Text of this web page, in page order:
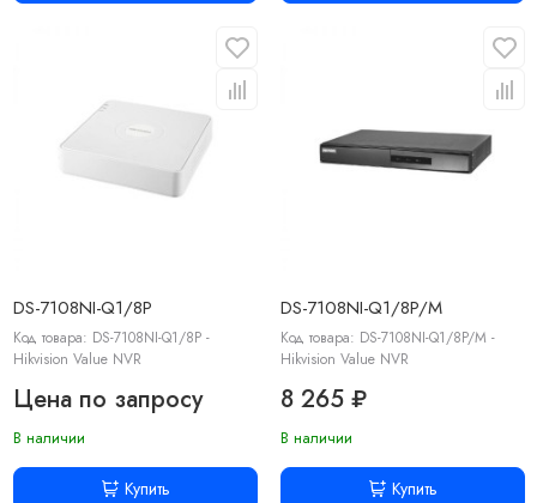
DS-7108NI-Q1/8P
Код товара: DS-7108NI-Q1/8P -
Hikvision Value NVR
Цена по запросу
В наличии
Купить
DS-7108NI-Q1/8P/M
Код товара: DS-7108NI-Q1/8P/M -
Hikvision Value NVR
8 265 ₽
В наличии
Купить